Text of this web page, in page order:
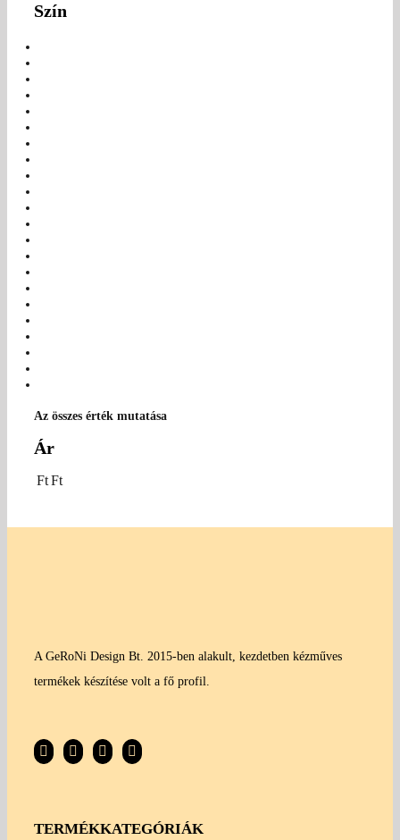
Szín
Az összes érték mutatása
Ár
FtFt
A GeRoNi Design Bt. 2015-ben alakult, kezdetben kézműves
termékek készítése volt a fő profil.
TERMÉKKATEGÓRIÁK